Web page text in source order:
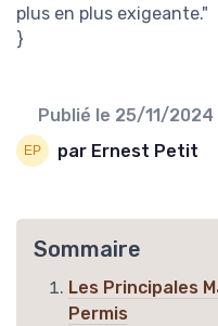
plus en plus exigeante."
}
Publié le 25/11/2024
par Ernest Petit
Sommaire
Les Principales
Permis